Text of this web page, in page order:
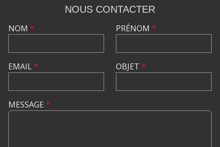
NOUS CONTACTER
NOM *
EMAIL*
PRÉNOM *
OBJET *
MESSAGE *